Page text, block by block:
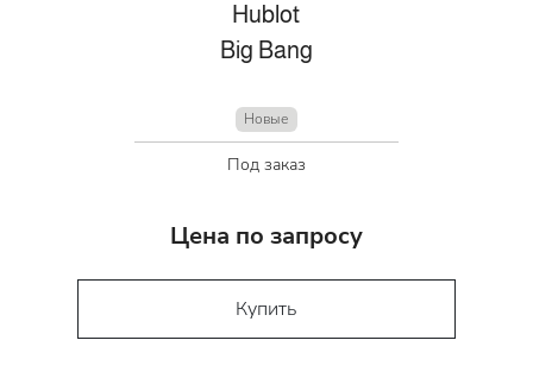
Hublot
Big Bang
Новые
Под заказ
Цена по запросу
Купить